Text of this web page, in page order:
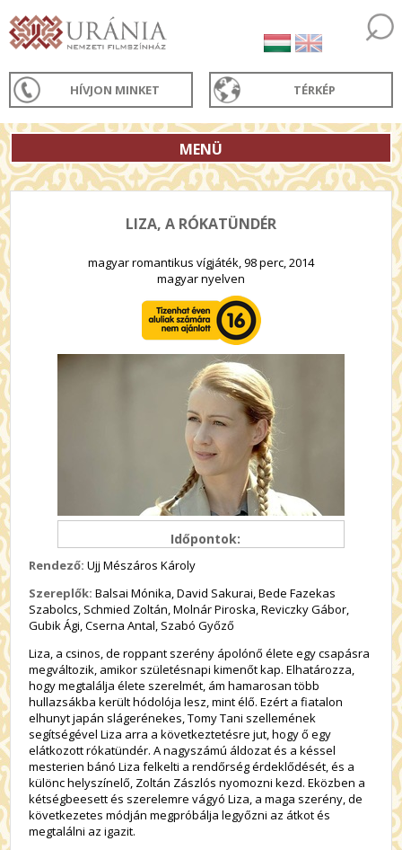
HÍVJON MINKET TÉRKÉP
MENÜ
LIZA, A RÓKATÜNDÉR
magyar romantikus vígjáték, 98 perc, 2014
magyar nyelven
Időpontok:
Rendező: Ujj Mészáros Károly
Szereplők: Balsai Mónika, David Sakurai, Bede Fazekas
Szabolcs, Schmied Zoltán, Molnár Piroska, Reviczky Gábor,
Gubik Ági, Cserna Antal, Szabó Győző
Liza, a csinos, de roppant szerény ápolónő élete egy csapásra
megváltozik, amikor születésnapi kimenőt kap. Elhatározza,
hogy megtalálja élete szerelmét, ám hamarosan több
hullazsákba került hódolója lesz, mint élő. Ezért a fiatalon
elhunyt japán slágerénekes, Tomy Tani szellemének
segítségével Liza arra a következtetésre jut, hogy ő egy
elátkozott rókatündér. A nagyszámú áldozat és a késsel
mesterien bánó Liza felkelti a rendőrség érdeklődését, és a
különc helyszínelő, Zoltán Zászlós nyomozni kezd. Eközben a
kétségbeesett és szerelemre vágyó Liza, a maga szerény, de
következetes módján megpróbálja legyőzni az átkot és
megtalálni az igazit.